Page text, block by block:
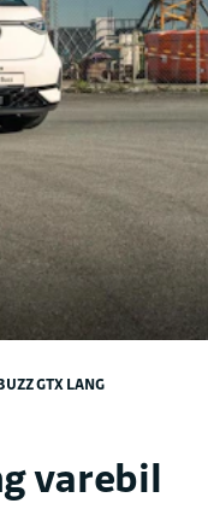
GTX LANG
varebil